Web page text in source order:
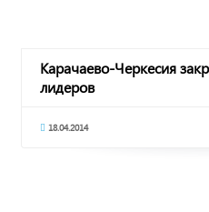
Карачаево-Черкесия
лидеров
18.04.2014